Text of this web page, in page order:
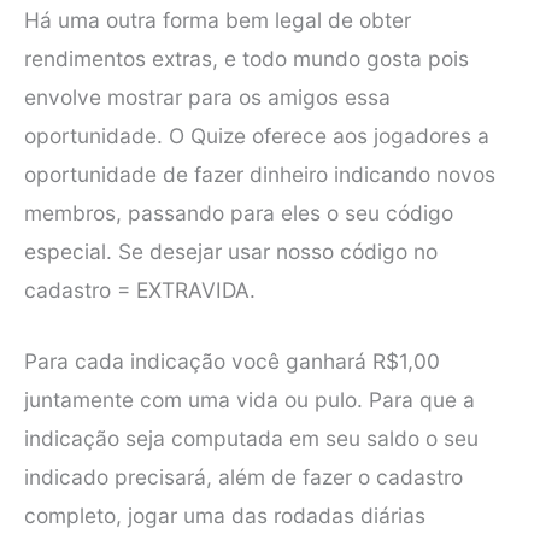
Há uma outra forma bem legal de obter
rendimentos extras, e todo mundo gosta pois
envolve mostrar para os amigos essa
oportunidade. O Quize oferece aos jogadores a
oportunidade de fazer dinheiro indicando novos
membros, passando para eles o seu código
especial. Se desejar usar nosso código no
cadastro = EXTRAVIDA.
Para cada indicação você ganhará R$1,00
juntamente com uma vida ou pulo. Para que a
indicação seja computada em seu saldo o seu
indicado precisará, além de fazer o cadastro
completo, jogar uma das rodadas diárias